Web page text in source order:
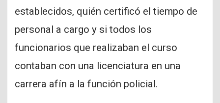
establecidos, quién certificó el tiempo de
personal a cargo y si todos los
funcionarios que realizaban el curso
contaban con una licenciatura en una
carrera afín a la función policial.